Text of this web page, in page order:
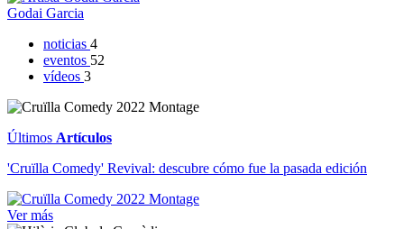
Godai Garcia
noticias 4
eventos 52
vídeos 3
Últimos Artículos
'Cruïlla Comedy' Revival: descubre cómo fue la pasada edición
Ver más